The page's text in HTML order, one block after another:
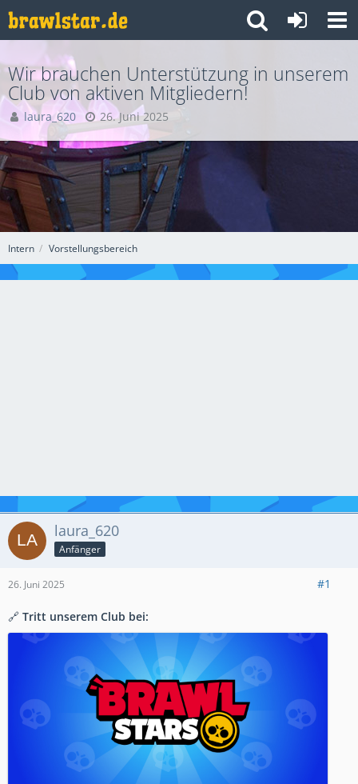
Intern Vorstellungsbereich
Wir brauchen Unterstützung in unserem
Club von aktiven Mitgliedern!
laura_620 26. Juni 2025
laura_620
Anfänger
26. Juni 2025 #1
🔗 Tritt unserem Club bei: